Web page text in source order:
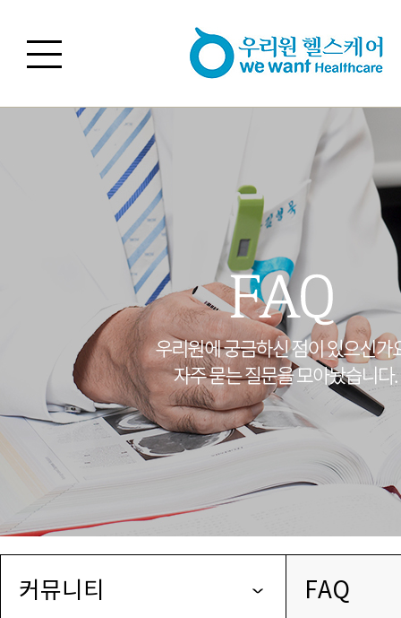
커뮤니티 FAQ